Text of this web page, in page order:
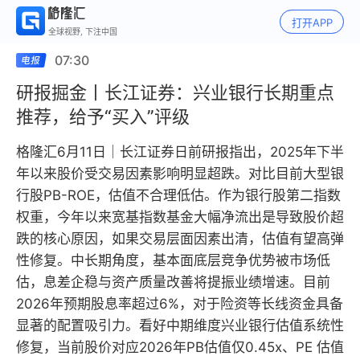
全球视野, 下注中国
打开APP
07:30
研报掘金丨长江证券：兴业银行长期重点
推荐，给予“买入”评级
格隆汇6月11日｜长江证券日前研报指出，2025年下半
年以来股价受交易因素影响明显超跌。对比目前大型银
行股PB-ROE，估值不合理低估。作为银行股第二指数
权重，今年以来宽基指数基金大幅净流出是导致股价超
跌的核心原因，如果交易层面因素出清，估值有望高弹
性修复。中长期角度，基本面底层竞争优势被市场低
估，息差企稳与资产质量改善将提振业绩增速。目前
2026年预期股息率超过6%，对于险资等长线资金具备
显著的配置吸引力。看好中期维度兴业银行估值系统性
修复，当前股价对应2026年PB估值仅0.45x、PE 估值